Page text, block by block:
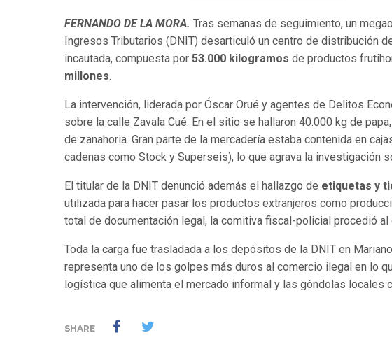
FERNANDO DE LA MORA. Tras semanas de seguimiento, un
Ingresos Tributarios (DNIT) desarticuló un centro de distribución
incautada, compuesta por 53.000 kilogramos de productos
millones.
La intervención, liderada por Óscar Orué y agentes de Delitos
sobre la calle Zavala Cué. En el sitio se hallaron 40.000 kg de
de zanahoria. Gran parte de la mercadería estaba contenida en
cadenas como Stock y Superseis), lo que agrava la investigación
El titular de la DNIT denunció además el hallazgo de etiquetas y
utilizada para hacer pasar los productos extranjeros como
total de documentación legal, la comitiva fiscal-policial procedió
Toda la carga fue trasladada a los depósitos de la DNIT en
representa uno de los golpes más duros al comercio ilegal en lo
logística que alimenta el mercado informal y las góndolas locales
SHARE